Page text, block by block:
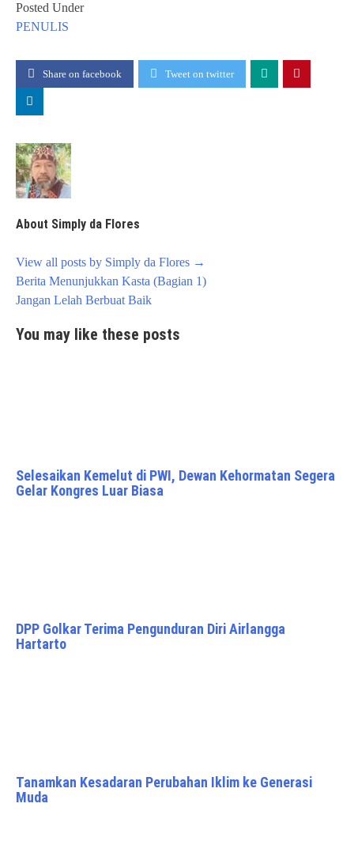
Posted Under
PENULIS
Share on facebook Tweet on twitter
About Simply da Flores
View all posts by Simply da Flores →
Post
navigation
Berita Menunjukkan Kasta (Bagian 1)
Jangan Lelah Berbuat Baik
You may like these posts
Selesaikan Kemelut di PWI, Dewan Kehormatan Segera
Gelar Kongres Luar Biasa
DPP Golkar Terima Pengunduran Diri Airlangga
Hartarto
Tanamkan Kesadaran Perubahan Iklim ke Generasi
Muda